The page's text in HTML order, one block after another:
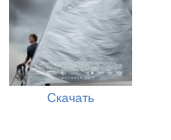
Скачать